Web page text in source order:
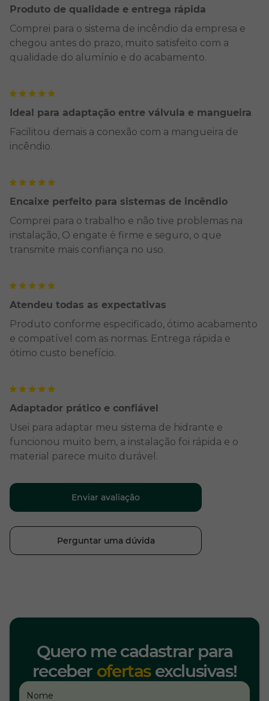
Produto de qualidade e entrega rápida
Comprei para o sistema de incêndio da empresa e
chegou antes do prazo, muito satisfeito com a
qualidade do alumínio e do acabamento.
Ideal para adaptação entre válvula e mangueira
Facilitou demais a conexão com a mangueira de
incêndio.
Encaixe perfeito para sistemas de incêndio
Comprei para o trabalho e não tive problemas na
instalação, O engate é firme e seguro, o que
transmite mais confiança no uso.
Atendeu todas as expectativas
Produto conforme especificado, ótimo acabamento
e compatível com as normas. Entrega rápida e
ótimo custo benefício.
Adaptador prático e confiável
Usei para adaptar meu sistema de hidrante e
funcionou muito bem, a instalação foi rápida e o
material parece muito durável.
Enviar avaliação
Perguntar uma dúvida
Quero me cadastrar para
receber ofertasexclusivas!